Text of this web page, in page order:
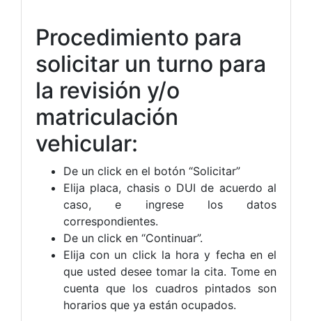
Procedimiento para
solicitar un turno para
la revisión y/o
matriculación
vehicular:
De un click en el botón “Solicitar”
Elija placa, chasis o DUI de acuerdo al
caso, e ingrese los datos
correspondientes.
De un click en “Continuar”.
Elija con un click la hora y fecha en el
que usted desee tomar la cita. Tome en
cuenta que los cuadros pintados son
horarios que ya están ocupados.